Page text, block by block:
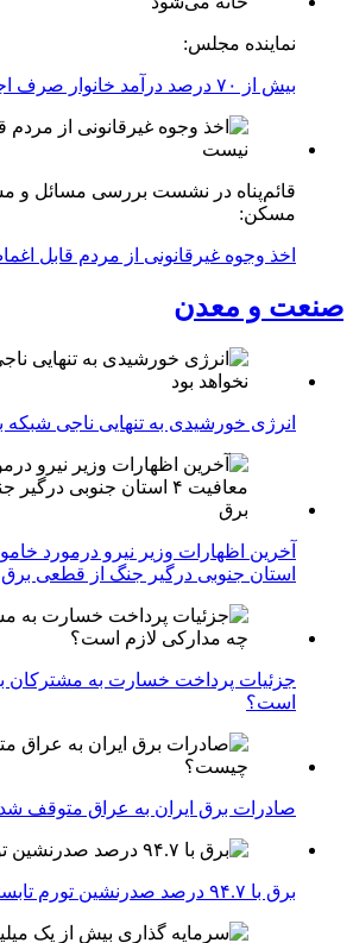
نماینده مجلس:
بیش از ۷۰ درصد درآمد خانوار صرف اجاره خانه می‌شود
قائم‌پناه در نشست بررسی مسائل و
مسکن:
اخذ وجوه غیرقانونی از مردم قابل
صنعت و معدن
انرژی خورشیدی به تنهایی ناجی شبکه
استان جنوبی درگیر جنگ از قطعی برق
جزئیات پرداخت خسارت به مشترکان
است؟
صادرات برق ایران به عراق متوقف
برق با ۹۴.۷ درصد صدرنشین تورم تابستانی!